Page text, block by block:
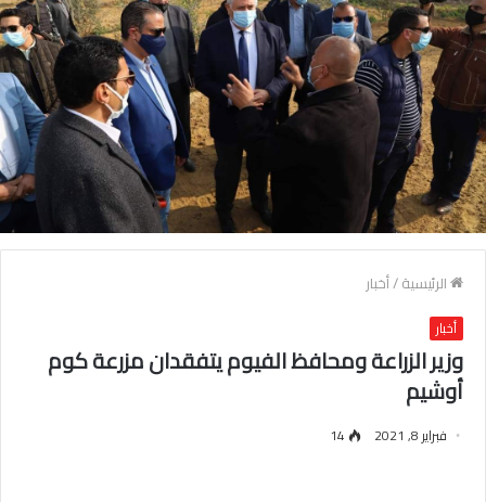
الرئيسية/أخبار
أخبار
وزير الزراعة ومحافظ الفيوم يتفقدان مزرعة كوم
أوشيم
فبراير 8, 2021 14